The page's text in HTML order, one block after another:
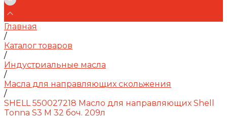
Главная
/
Каталог товаров
/
Индустриальные масла
/
Масла для направляющих скольжения
/
SHELL 550027218 Масло для направляющих Shell
Tonna S3 M 32 боч. 209л